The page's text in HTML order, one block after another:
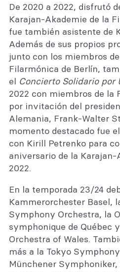
De 2020 a 2022, disfrutó
Karajan-Akademie de la
fue también asistente de
Además de sus propios
junto con los miembros
Filarmónica de Berlín,
el Concierto Solidario por
2022 con miembros de la
por invitación del
Alemania, Frank-Walter
momento destacado fue
con Kirill Petrenko para
aniversario de la
2022.
En la temporada 23/24
Kammerorchester Basel,
Symphony Orchestra, la
symphonique de Québec
Orchestra of Wales.
más a la Tokyo
Münchener